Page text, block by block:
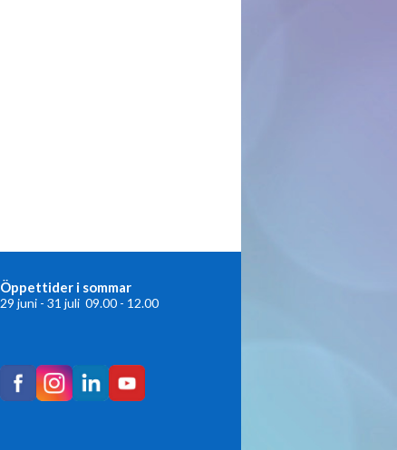
Öppettider i sommar
29 juni - 31 juli 09.00 - 12.00